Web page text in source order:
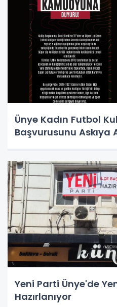
Ünye Kadın Futbol
Başvurusunu Askıya
Yeni Parti Ünye'de
Hazırlanıyor